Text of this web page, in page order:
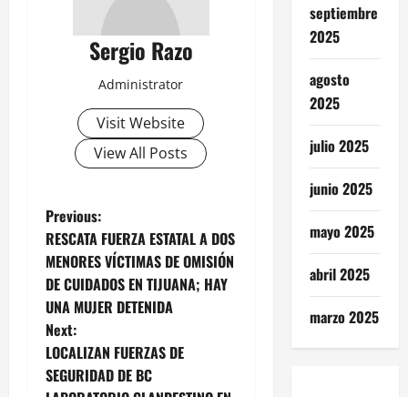
Sergio Razo
Administrator
Visit Website
View All Posts
P
o
s
t
n
Previous:
RESCATA FUERZA ESTATAL A DOS
MENORES VÍCTIMAS DE OMISIÓN
DE CUIDADOS EN TIJUANA; HAY
UNA MUJER DETENIDA
Next:
LOCALIZAN FUERZAS DE
SEGURIDAD DE BC
septiembre
2025
agosto
2025
julio 2025
junio 2025
mayo 2025
abril 2025
marzo 2025